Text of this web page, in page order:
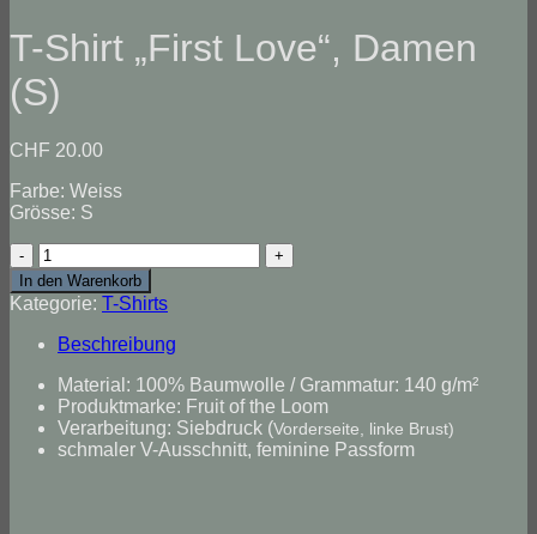
T-Shirt „First Love“, Damen
(S)
CHF 20.00
Farbe: Weiss
Grösse: S
T-
Shirt
"First
Love",
Damen
(S)
Menge
In den Warenkorb
Kategorie: T-Shirts
Beschreibung
Material: 100% Baumwolle / Grammatur: 140 g/m²
Produktmarke: Fruit of the Loom
Verarbeitung: Siebdruck (Vorderseite, linke Brust)
schmaler V-Ausschnitt, feminine Passform